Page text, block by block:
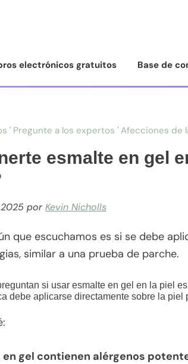
electrónicos gratuitos Base de
' Pregunte a los expertos ' Afecciones de
esmalte en gel
porKevin Nicholls
que escuchamos es si se debe
similar a una prueba de parche.
si usar esmalte en gel en la piel
debe aplicarse directamente sobre la piel
en gel contienen alérgenos